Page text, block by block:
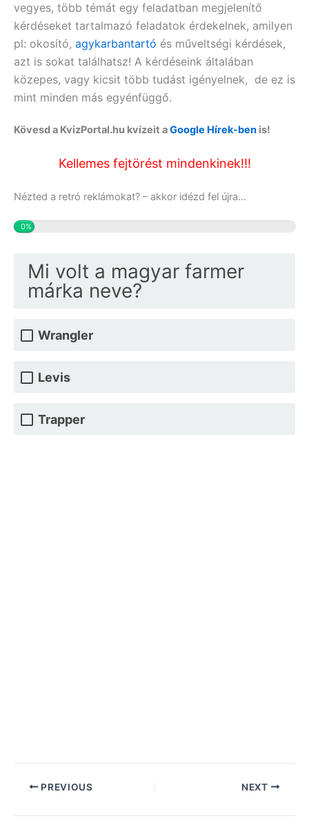
vegyes, több témát egy feladatban megjelenítő
kérdéseket tartalmazó feladatok érdekelnek, amilyen
pl: okosító, agykarbantartó és műveltségi kérdések,
azt is sokat találhatsz! A kérdéseink általában
közepes, vagy kicsit több tudást igényelnek, de ez is
mint minden más egyénfüggő.
Kövesd a KvizPortal.hu kvízeit aGoogle Hírek-ben is!
Kellemes fejtörést mindenkinek!!!
Nézted a retró reklámokat? – akkor idézd fel újra…
0%
Mi volt a magyar farmer
márka neve?
Wrangler
Levis
Trapper
PREVIOUS NEXT